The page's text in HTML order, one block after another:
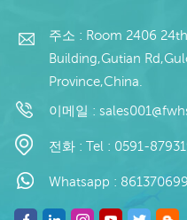
주소 : Room 2406
Building,Gutian
Province,China.
이메일 :
전화 : Tel : 0591-
Whatsapp :